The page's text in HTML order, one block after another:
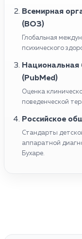
Всемирная
(ВОЗ)
Глобальная
психического
(PubMed)
Оценка
поведенческой
Российское
Стандарты
аппаратной
Бухаре.